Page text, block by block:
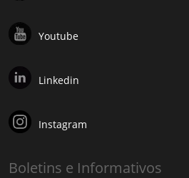
Youtube
Linkedin
Instagram
Boletins e Informativos